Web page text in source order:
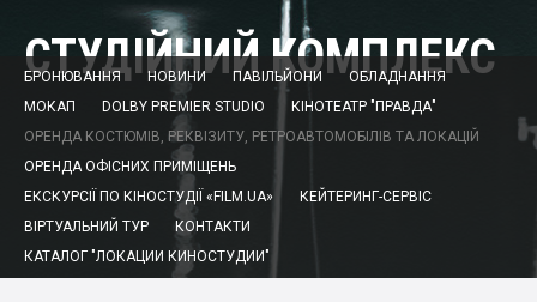
СТУДІЙНИЙ КОМПЛЕКС
БРОНЮВАННЯ НОВИНИ ПАВІЛЬЙОНИ
ОБЛАДНАННЯ
МОКАП
DOLBY PREMIER STUDIO
КІНОТЕАТР "ПРАВДА"
ОРЕНДА КОСТЮМІВ, РЕКВІЗИТУ, РЕТРОАВТОМОБІЛІВ ТА ЛОКАЦІЙ
ОРЕНДА ОФІСНИХ ПРИМІЩЕНЬ
ЕКСКУРСІЇ ПО КІНОСТУДІЇ «FILM.UA»
КЕЙТЕРИНГ-СЕРВІС
ВІРТУАЛЬНИЙ ТУР
КОНТАКТИ
КАТАЛОГ "ЛОКАЦИИ КИНОСТУДИИ"